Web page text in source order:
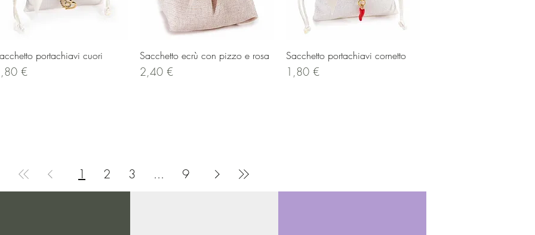
Vista rapida
portachiavi cuori
€
Vista rapida
Sacchetto ecrù con pizzo e rosa
Prezzo
2,40 €
Vista rapida
Sacchetto portachiavi cornetto
Prezzo
1,80 €
1 2 3 ... 9